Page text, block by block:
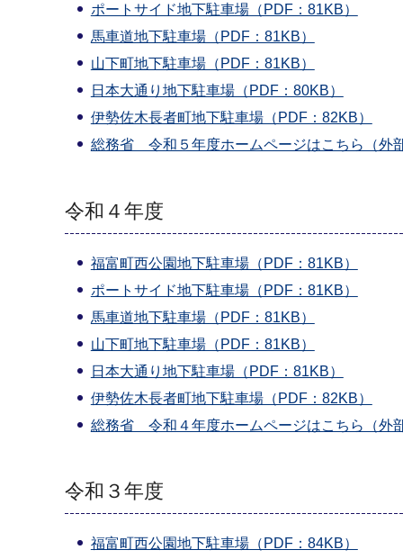
ポートサイド地下駐車場（PDF：81KB）
馬車道地下駐車場（PDF：81KB）
山下町地下駐車場（PDF：81KB）
日本大通り地下駐車場（PDF：80KB）
伊勢佐木長者町地下駐車場（PDF：82KB）
総務省 令和５年度ホームページはこちら（外部
令和４年度
福富町西公園地下駐車場（PDF：81KB）
ポートサイド地下駐車場（PDF：81KB）
馬車道地下駐車場（PDF：81KB）
山下町地下駐車場（PDF：81KB）
日本大通り地下駐車場（PDF：81KB）
伊勢佐木長者町地下駐車場（PDF：82KB）
総務省 令和４年度ホームページはこちら（外部
令和３年度
福富町西公園地下駐車場（PDF：84KB）